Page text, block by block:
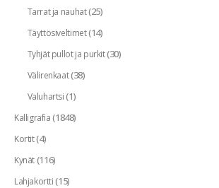
Tarrat ja nauhat(25)
Täyttösiveltimet(14)
Tyhjät pullot ja purkit(30)
Välirenkaat(38)
Valuhartsi(1)
Kalligrafia(1848)
Kortit(4)
Kynät(116)
Lahjakortti(15)